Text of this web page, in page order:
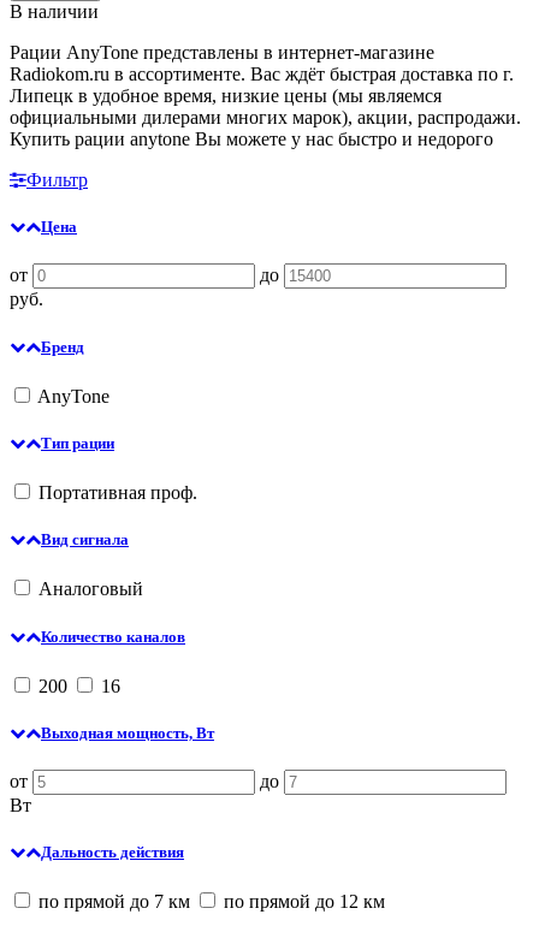
В наличии
Рации AnyTone представлены в интернет-магазине
Radiokom.ru в ассортименте. Вас ждёт быстрая доставка по г.
Липецк в удобное время, низкие цены (мы являемся
официальными дилерами многих марок), акции, распродажи.
Купить рации anytone Вы можете у нас быстро и недорого
Фильтр
Цена
от
до
руб.
Бренд
AnyTone
Тип рации
Портативная проф.
Вид сигнала
Аналоговый
Количество каналов
200 16
Выходная мощность, Вт
от
до
Вт
Дальность действия
по прямой до 7 км по прямой до 12 км